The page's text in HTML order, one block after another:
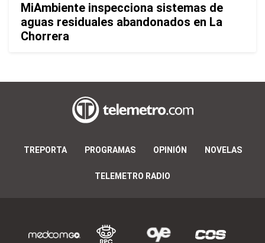
MiAmbiente inspecciona sistemas de
aguas residuales abandonados en La
Chorrera
TREPORTA PROGRAMAS OPINIÓN NOVELAS
TELEMETRO RADIO